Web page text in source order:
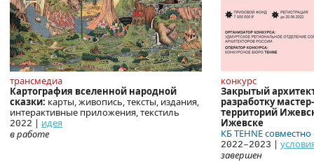
трансмедиа
Картография вселенной народной
сказки: карты, живопись, тексты, издания,
интерактивные приложения, текстиль
2022 | идея
в работе
конкурс
Закрытый
разработку
территорий
Ижевске
КБ TEHNE
2022–2023 |
завершен